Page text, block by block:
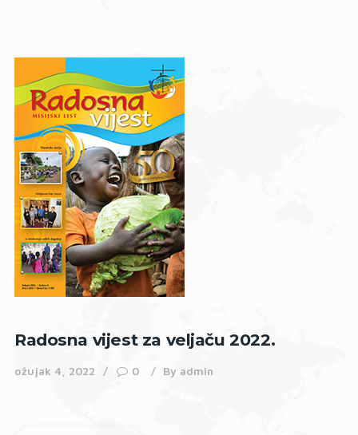
Radosna vijest za veljaču 2022.
ožujak 4, 2022 0 By admin